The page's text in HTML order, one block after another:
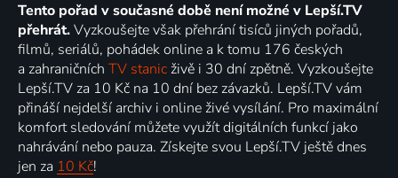
Tento pořad v současné době není možné v Lepší.TV
přehrát.Vyzkoušejte však přehrání tisíců jiných pořadů,
filmů, seriálů, pohádek online a k tomu 176 českých
a zahraničních TV stanic živě i 30 dní zpětně. Vyzkoušejte
Lepší.TV za 10 Kč na 10 dní bez závazků. Lepší.TV vám
přináší nejdelší archiv i online živé vysílání. Pro maximální
komfort sledování můžete využít digitálních funkcí jako
nahrávání nebo pauza. Získejte svou Lepší.TV ještě dnes
jen za 10 Kč!